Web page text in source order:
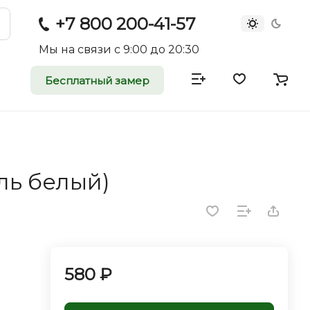
+7 800 200-41-57
Мы на связи с 9:00 до 20:30
Бесплатный замер
белый)
580 ₽
и
приглашает к